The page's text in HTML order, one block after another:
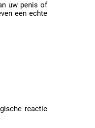
uw penis of
een echte
reactie